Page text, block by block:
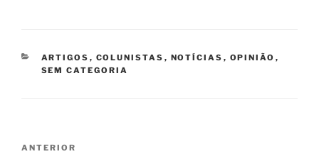
CATEGORIAS
ARTIGOS , COLUNISTAS , NOTÍCIAS , OPINIÃO ,
SEM CATEGORIA
Navegação
Post
ANTERIOR